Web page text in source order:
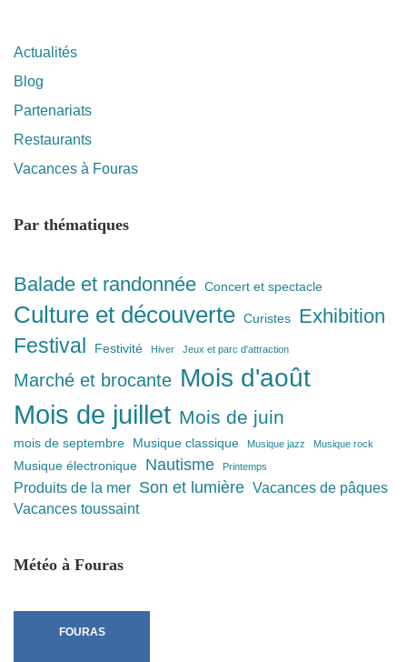
Actualités
Blog
Partenariats
Restaurants
Vacances à Fouras
Par thématiques
Balade et randonnée Concert et spectacle
Culture et découverte Curistes Exhibition
Festival Festivité Hiver Jeux et parc d'attraction
Marché et brocante Mois d'août
Mois de juillet Mois de juin
mois de septembre Musique classique Musique jazz Musique rock
Musique électronique Nautisme Printemps
Produits de la mer Son et lumière Vacances de pâques
Vacances toussaint
Météo à Fouras